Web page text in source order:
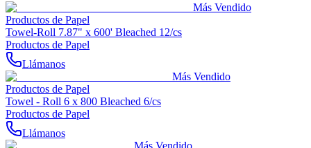
Más Vendido
Productos de Papel
Towel-Roll 7.87" x 600' Bleached 12/cs
Productos de Papel
Llámanos
Más Vendido
Productos de Papel
Towel - Roll 6 x 800 Bleached 6/cs
Productos de Papel
Llámanos
Más Vendido